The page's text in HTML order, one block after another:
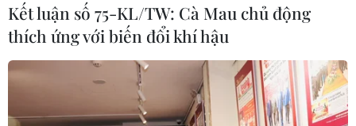
Kết luận số 75-KL/TW: Cà Mau chủ động
thích ứng với biến đổi khí hậu